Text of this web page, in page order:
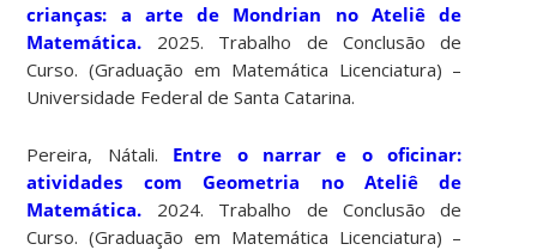
crianças: a arte de Mondrian no Ateliê de
Matemática. 2025. Trabalho de Conclusão de
Curso. (Graduação em Matemática Licenciatura) –
Universidade Federal de Santa Catarina.
Pereira, Nátali. Entre o narrar e o oficinar:
atividades com Geometria no Ateliê de
Matemática. 2024. Trabalho de Conclusão de
Curso. (Graduação em Matemática Licenciatura) –